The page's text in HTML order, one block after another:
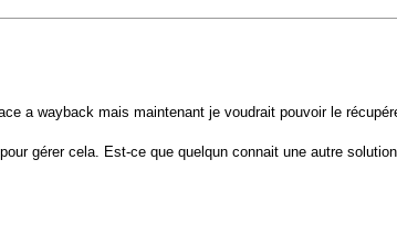
a wayback mais maintenant je voudrait pouvoir le
gérer cela. Est-ce que quelqun connait une autre